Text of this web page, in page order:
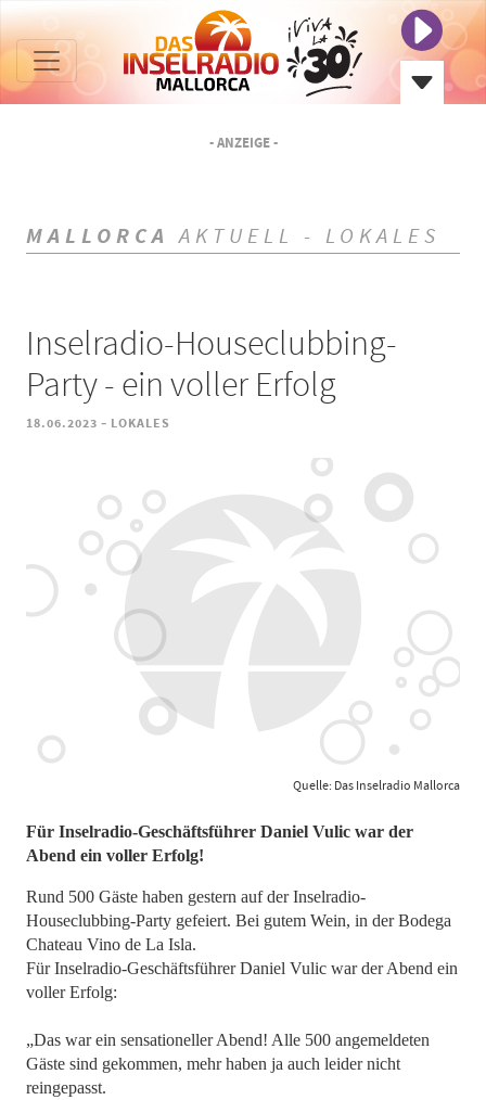
- ANZEIGE -
MALLORCA AKTUELL - LOKALES
Inselradio-Houseclubbing-
Party - ein voller Erfolg
18.06.2023 - LOKALES
Quelle: Das Inselradio Mallorca
Für Inselradio-Geschäftsführer Daniel Vulic war der
Abend ein voller Erfolg!
Rund 500 Gäste haben gestern auf der Inselradio-
Houseclubbing-Party gefeiert. Bei gutem Wein, in der Bodega
Chateau Vino de La Isla.
Für Inselradio-Geschäftsführer Daniel Vulic war der Abend ein
voller Erfolg:
„Das war ein sensationeller Abend! Alle 500 angemeldeten
Gäste sind gekommen, mehr haben ja auch leider nicht
reingepasst.